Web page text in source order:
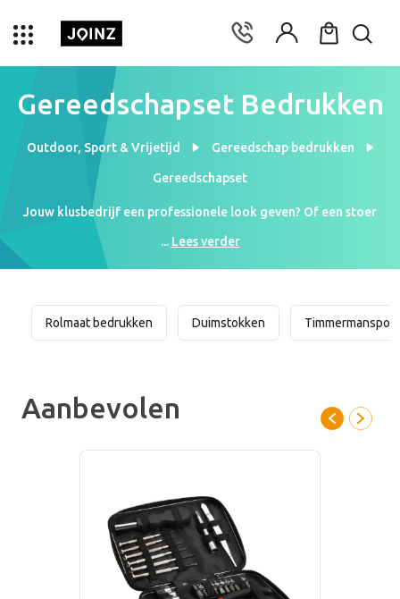
Gereedschapset Bedrukken
Outdoor, Sport & Vrijetijd Gereedschap bedrukken
Gereedschapset
Jouw klusbedrijf een professionele look geven? Of een stoer
relatiegeschenk bestellen? Laat dan bij Joinz je gereedschapset
met jouw logo bedrukken! De gereedschapsetjes van Joinz zitten
vol met tools van hoge kwaliteit. Van basissetjes tot
gereedschapset die bij jouw bedrijf en budget past! Ben je
benieuwd hoe jouw bedrukte gereedschapset met logo er uit
... Lees verder
Rolmaat bedrukken Duimstokken
Aanbevolen